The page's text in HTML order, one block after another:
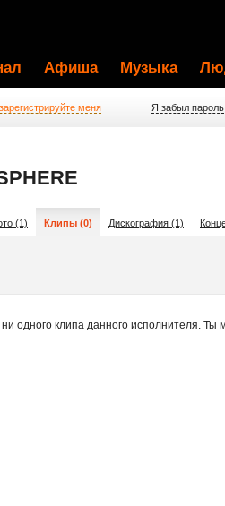
Афиша Музыка
меня Я забыл пароль
(1) Клипы (0) Дискография (1)
одного клипа данного исполнителя.